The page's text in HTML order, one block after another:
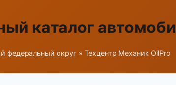
каталог
федеральный округ » Техцентр Механик OilPro